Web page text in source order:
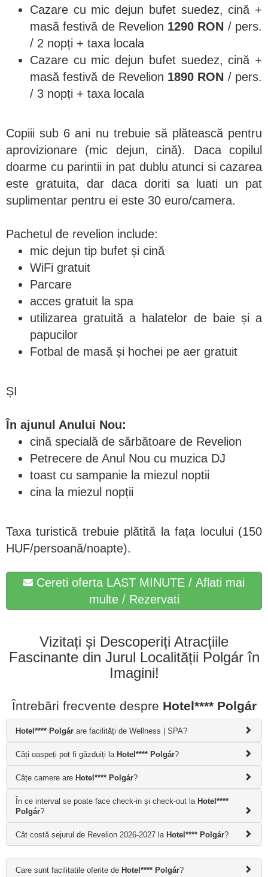
Cazare cu mic dejun bufet suedez, cină +
masă festivă de Revelion 1290 RON / pers.
/ 2 nopți + taxa locala
Cazare cu mic dejun bufet suedez, cină +
masă festivă de Revelion 1890 RON / pers.
/ 3 nopți + taxa locala
Copiii sub 6 ani nu trebuie să plătească pentru
aprovizionare (mic dejun, cină). Daca copilul
doarme cu parintii in pat dublu atunci si cazarea
este gratuita, dar daca doriti sa luati un pat
suplimentar pentru ei este 30 euro/camera.
Pachetul de revelion include:
mic dejun tip bufet și cină
WiFi gratuit
Parcare
acces gratuit la spa
utilizarea gratuită a halatelor de baie și a
papucilor
Fotbal de masă și hochei pe aer gratuit
ȘI
În ajunul Anului Nou:
cină specială de sărbătoare de Revelion
Petrecere de Anul Nou cu muzica DJ
toast cu sampanie la miezul noptii
cina la miezul nopții
Taxa turistică trebuie plătită la fața locului (150
HUF/persoană/noapte).
Cereti oferta LAST MINUTE / Aflati mai
multe / Rezervati
Vizitați și Descoperiți Atracțiile
Fascinante din Jurul Localității Polgár în
Imagini!
Întrebări frecvente despre Hotel**** Polgár
Hotel**** Polgár are facilități de Wellness | SPA?
Câți oaspeți pot fi găzduiți la Hotel**** Polgár?
Câțe camere are Hotel**** Polgár?
În ce interval se poate face check-in și check-out la Hotel****
Polgár?
Cât costă sejurul de Revelion 2026-2027 la Hotel**** Polgár?
Care sunt facilitatile oferite de Hotel**** Polgár?